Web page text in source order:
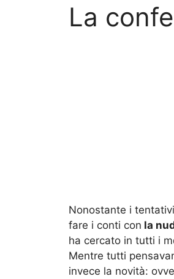
La
Nonostante i
fare i conti con la
ha cercato in tutti i
Mentre tutti
invece la novità: